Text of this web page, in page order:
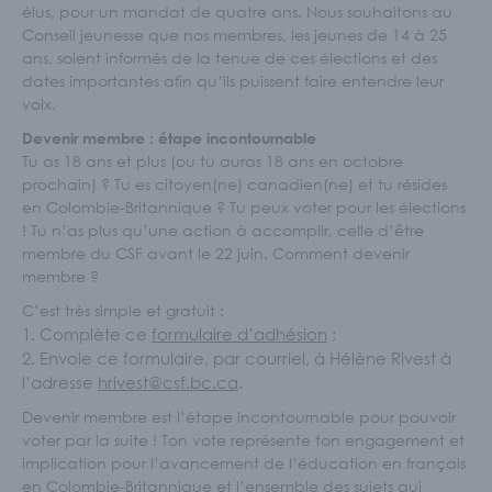
Écoles et personnel enseignant
S'IMPLIQUER
Nos membres
Programme Connecte
ACTUALITÉS
élus, pour un mandat de quatre ans. Nous souhaitons au
Conseil jeunesse que nos membres, les jeunes de 14 à 25
ans, soient informés de la tenue de ces élections et des
dates importantes afin qu’ils puissent faire entendre leur
voix.
Devenir membre : étape incontournable
Tu as 18 ans et plus (ou tu auras 18 ans en octobre
prochain) ? Tu es citoyen(ne) canadien(ne) et tu résides
en Colombie-Britannique ? Tu peux voter pour les élections
! Tu n’as plus qu’une action à accomplir, celle d’être
membre du CSF avant le 22 juin. Comment devenir
membre ?
C’est très simple et gratuit :
Complète ce formulaire d’adhésion ;
Envoie ce formulaire, par courriel, à Hélène Rivest à
l’adresse hrivest@csf.bc.ca.
Devenir membre est l’étape incontournable pour pouvoir
voter par la suite ! Ton vote représente ton engagement et
implication pour l’avancement de l’éducation en français
en Colombie-Britannique et l’ensemble des sujets qui